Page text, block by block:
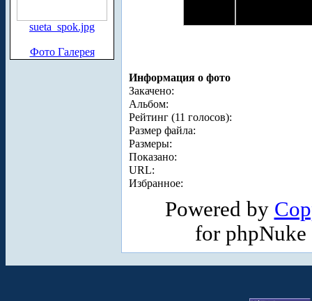
sueta_spok.jpg
Фото Галерея
Информация о фото
Закачено:
Альбом:
Рейтинг (11 голосов):
Размер файла:
Размеры:
Показано:
URL:
Избранное:
Powered by
for